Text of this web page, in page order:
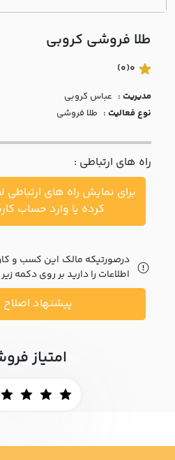
درباره
با ما
مقالات
اخبار
پرسش
متداول
خواست
طلا فروشی کروبي
0
(0)
مدیریت : عباس کروبي
نوع فعالیت : طلا فروشی
راه های ارتباطی :
برای نمایش راه های
کرده یا وارد حساب
درصورتیکه مالک این کسب و
اطلاعات را دارید بر روی دکمه
پیشنهاد اصلاح
امتیاز